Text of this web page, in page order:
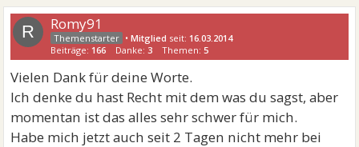
R Romy91
•Mitglied seit: 16.03.2014
Beiträge: 166 Danke:3 Themen:5
Vielen Dank für deine Worte.
Ich denke du hast Recht mit dem was du sagst, aber
momentan ist das alles sehr schwer für mich.
Habe mich jetzt auch seit 2 Tagen nicht mehr bei